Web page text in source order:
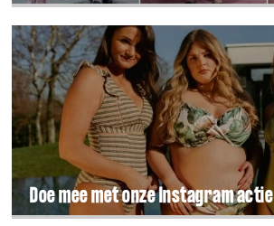
Doe mee met onze Instagram actie